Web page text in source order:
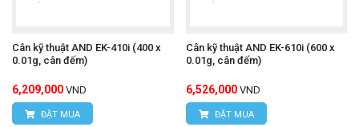
Cân kỹ thuật AND EK-410i (400 x
0.01g, cân đếm)
6,209,000 VND
ĐẶT MUA
Cân kỹ thuật AND EK-610i (600 x
0.01g, cân đếm)
6,526,000 VND
ĐẶT MUA